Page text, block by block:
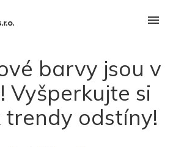
barvy jsou v
Vyšperkujte si
trendy odstíny!